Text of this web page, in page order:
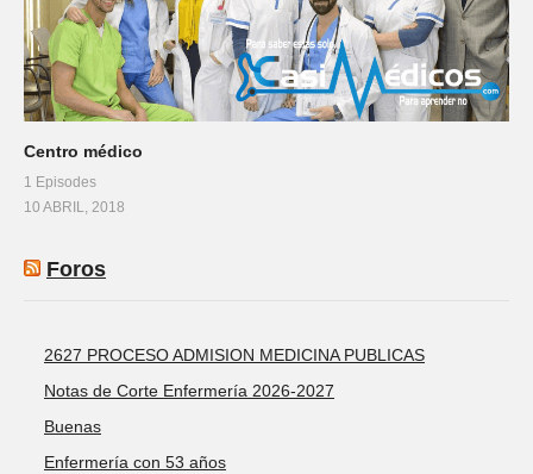
Centro médico
1 Episodes
10 ABRIL, 2018
Foros
2627 PROCESO ADMISION MEDICINA PUBLICAS
Notas de Corte Enfermería 2026-2027
Buenas
Enfermería con 53 años